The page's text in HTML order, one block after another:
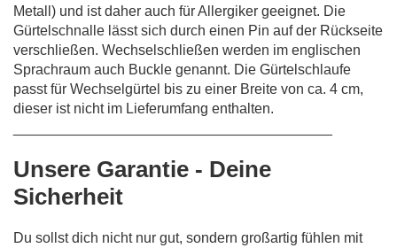
Metall) und ist daher auch für Allergiker geeignet. Die
Gürtelschnalle lässt sich durch einen Pin auf der Rückseite
verschließen. Wechselschließen werden im englischen
Sprachraum auch Buckle genannt. Die Gürtelschlaufe
passt für Wechselgürtel bis zu einer Breite von ca. 4 cm,
dieser ist nicht im Lieferumfang enthalten.
Unsere Garantie - Deine
Sicherheit
Du sollst dich nicht nur gut, sondern großartig fühlen mit